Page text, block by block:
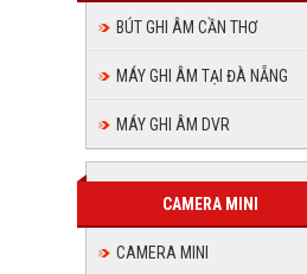
BÚT GHI ÂM CẦN THƠ
MÁY GHI ÂM TẠI ĐÀ NẴNG
MÁY GHI ÂM DVR
CAMERA MINI
CAMERA MINI